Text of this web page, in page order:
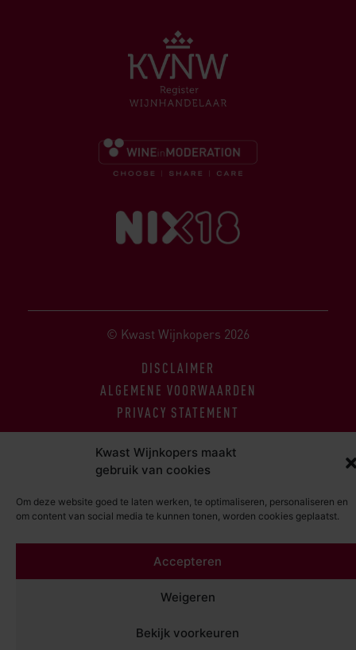
Kwast Wijnkopers maakt
gebruik van cookies
Om deze website goed te laten werken, te optimaliseren, personaliseren en
om content van social media te kunnen tonen, worden cookies geplaatst.
Accepteren
Weigeren
Bekijk voorkeuren
© Kwast Wijnkopers 2026
DISCLAIMER
ALGEMENE VOORWAARDEN
PRIVACY STATEMENT